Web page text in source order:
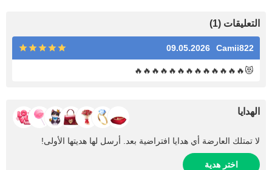
التعليقات (1)
Camii822
09.05.2026
😻🔥🔥🔥🔥🔥🔥🔥🔥🔥🔥🔥🔥🔥
الهدايا
لا تمتلك العارضة أي هدايا افتراضية بعد. أرسل لها هديتها الأولى!
اختر هدية